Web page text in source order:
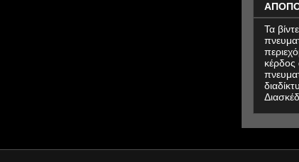
Τα
κέρδος